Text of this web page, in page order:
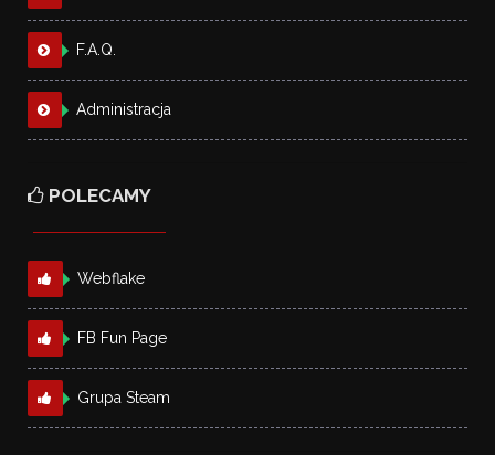
F.A.Q.
Administracja
POLECAMY
Webflake
FB Fun Page
Grupa Steam